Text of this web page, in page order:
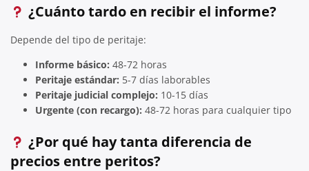
¿Cuánto tardo en recibir el informe?
Depende del tipo de peritaje:
Informe básico: 48-72 horas
Peritaje estándar: 5-7 días laborables
Peritaje judicial complejo: 10-15 días
Urgente (con recargo): 48-72 horas para cualquier tipo
¿Por qué hay tanta diferencia de
precios entre peritos?